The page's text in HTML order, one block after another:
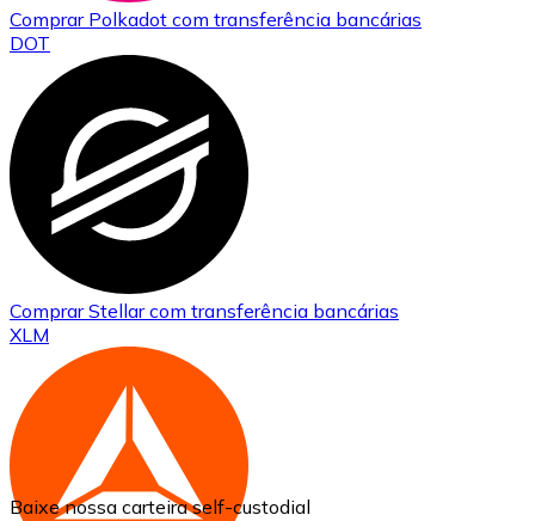
Comprar Polkadot com transferência bancárias
DOT
ComprarStellarcom transferência bancárias
XLM
Baixe nossa carteira self-custodial